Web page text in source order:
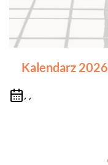
Kalendarz 2026
, ,